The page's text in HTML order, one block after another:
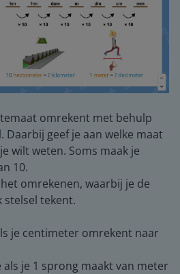
omrekent met behulp
Daarbij geef je aan welke maat
wilt weten. Soms maak je
10.
omrekenen, waarbij je de
tekent.
je centimeter omrekent naar
je 1 sprong maakt van meter